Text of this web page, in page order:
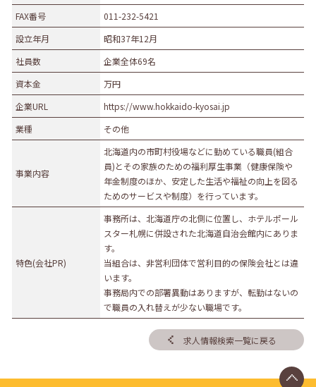
FAX番号
011-232-5421
設立年月
昭和37年12月
社員数
企業全体69名
資本金
万円
企業URL
https://www.hokkaido-kyosai.jp
業種
その他
事業内容
北海道内の市町村役場などに勤めている職員(組合
員)とその家族のための福利厚生事業（健康保険や
年金制度のほか、安定した生活や福祉の向上を図る
ためのサービスや制度）を行っています。
特色(会社PR)
事務所は、北海道庁の北側に位置し、ホテルポール
スター札幌に併設された北海道自治会館内にありま
す。
当組合は、非営利団体で営利目的の保険会社とは違
います。
事務局内での部署異動はありますが、転勤はないの
で職員の入れ替えが少ない職場です。
求人情報検索一覧に戻る